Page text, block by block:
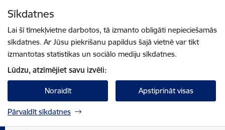
Sīkdatnes
Lai šī tīmekļvietne darbotos, tā izmanto obligāti nepieciešamās
sīkdatnes. Ar Jūsu piekrišanu papildus šajā vietnē var tikt
izmantotas statistikas un sociālo mediju sīkdatnes.
Lūdzu, atzīmējiet savu izvēli:
Noraidīt Apstiprināt visas
Pārvaldīt sīkdatnes